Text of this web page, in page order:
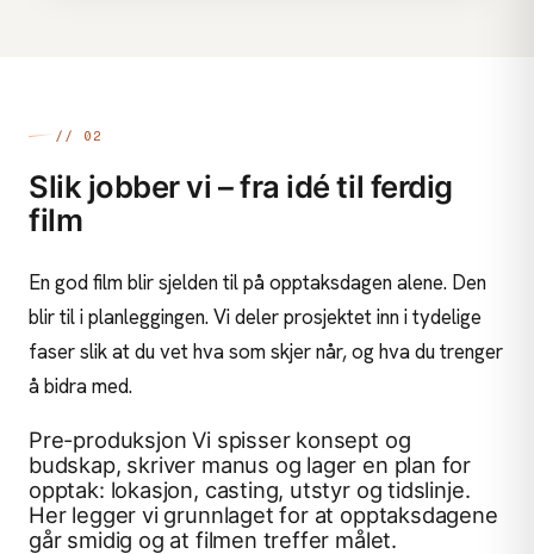
// 02
Slik jobber vi – fra idé til ferdig
film
En god film blir sjelden til på opptaksdagen alene. Den
blir til i planleggingen. Vi deler prosjektet inn i tydelige
faser slik at du vet hva som skjer når, og hva du trenger
å bidra med.
Pre-produksjon Vi spisser konsept og
budskap, skriver manus og lager en plan for
opptak: lokasjon, casting, utstyr og tidslinje.
Her legger vi grunnlaget for at opptaksdagene
går smidig og at filmen treffer målet.